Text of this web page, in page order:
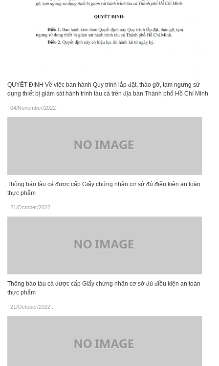
QUYẾT ĐỊNH Về việc ban hành Quy trình lắp đặt, tháo gỡ, tạm ngưng sử
dụng thiết bị giám sát hành trình tàu cá trên địa bàn Thành phố Hồ Chí Minh
04/November/2022
Thông báo tàu cá được cấp Giấy chứng nhận cơ sở đủ điều kiện an toàn
thực phẩm
21/October/2022
Thông báo tàu cá được cấp Giấy chứng nhận cơ sở đủ điều kiện an toàn
thực phẩm
21/October/2022